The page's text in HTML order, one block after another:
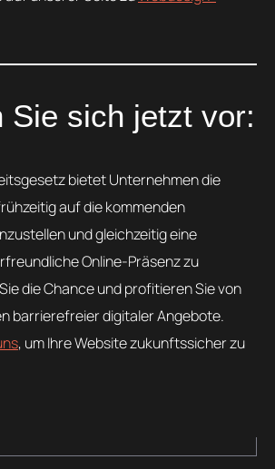
Sie sich jetzt vor:
bietet Unternehmen die
auf die kommenden
und gleichzeitig eine
Online-Präsenz zu
die Chance und profitieren Sie von
barrierefreier digitaler Angebote.
, um Ihre Website zukunftssicher zu